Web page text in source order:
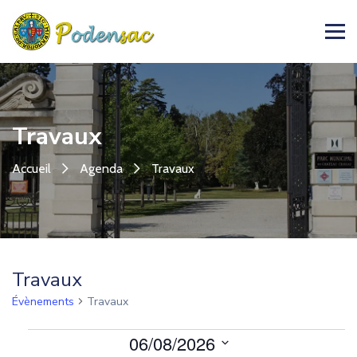
Travaux
Accueil Agenda Travaux
Travaux
Évènements Travaux
06/08/2026